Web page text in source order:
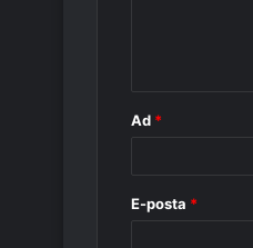
Ad *
E-posta *